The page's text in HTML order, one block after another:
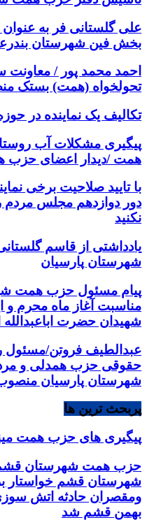
علی گلستانی فر به
بخش فین شهرستان
احمد محمد پور /
تحولخواه (همت) بستک
تکالیف یک نماینده در حوزه
پیگیری مشکلات آب
همت /دیدار اعضای حزب
با تایید صلاحیت برخی
دور دوازدهم مجلس مردم
نکنید
یادداشتی از قاسم
شهرستان پارسیان
پیام مسئول حزب همت
مناسبت آغاز ماه محرم و
شهیدان حضرت
عبدالطیف فروتن/مسئول
حقوقی حزب همدلی و
شهرستان پارسیان
پربحث ترین ها
پیگیری های حزب همت
حزب همت شهرستان قشم
شهرستان قشم خواستار
ومقصران حادثه اتش
بهمن قشم شد